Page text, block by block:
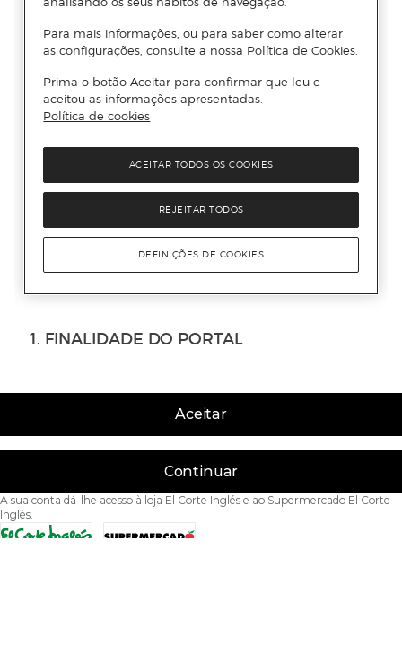
Aceitar
Continuar
A sua conta dá-lhe acesso à loja El Corte Inglés e ao Supermercado El Corte
Inglés.